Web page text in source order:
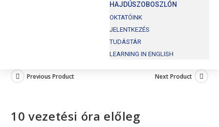
HAJDÚSZOBOSZLÓN
OKTATÓINK
JELENTKEZÉS
TUDÁSTÁR
LEARNING IN ENGLISH
Previous Product Next Product
10 vezetési óra előleg